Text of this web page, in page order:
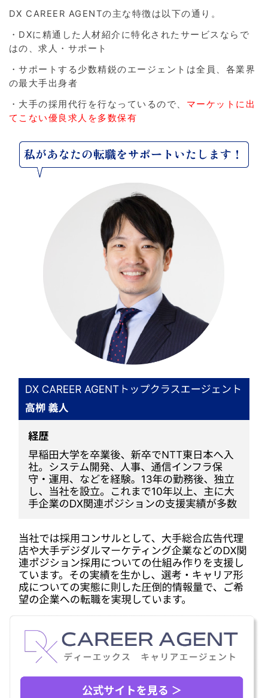
DX CAREER AGENTの主な特徴は以下の通り。
・DXに精通した人材紹介に特化されたサービスならで
はの、求人・サポート
・サポートする少数精鋭のエージェントは全員、各業界
の最大手出身者
・大手の採用代行を行なっているので、 マーケットに出
てこない優良求人を多数保有